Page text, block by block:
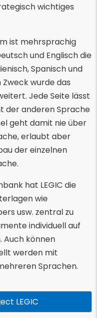
wichtiges
ist mehrsprachig
und Englisch die
Spanisch und
wurde das
Jede Seite lässt
der anderen Sprache
geht damit nie über
erlaubt aber
der einzelnen
hat LEGIC die
wie
usw. zentral zu
individuell auf
Auch können
werden mit
Sprachen.
LEGIC